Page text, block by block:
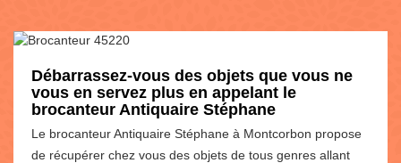
Débarrassez-vous des objets que vous ne
vous en servez plus en appelant le
brocanteur Antiquaire Stéphane
Le brocanteur Antiquaire Stéphane à Montcorbon propose
de récupérer chez vous des objets de tous genres allant